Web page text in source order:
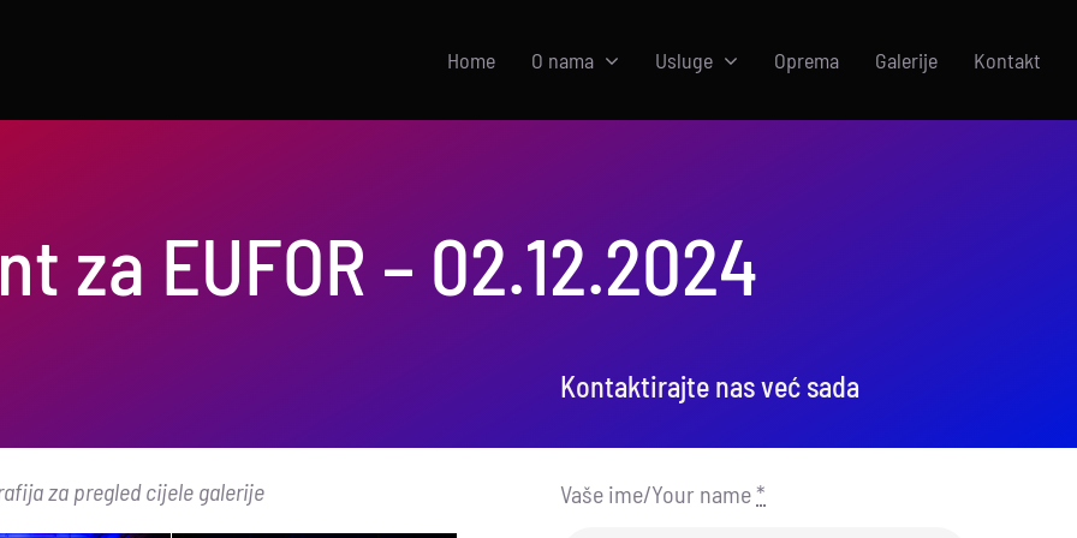
Home O nama Usluge Oprema Galerije Kontakt
za EUFOR – 02.12.2024
za pregled cijele galerije
Kontaktirajte nas već sada
Vaše ime/Your name *